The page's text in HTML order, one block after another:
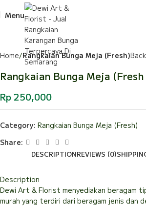
Menu
Home Rangkaian Bunga Meja (Fresh)
Rangkaian Bunga Meja
Rp250,000
Category: Rangkaian Bunga Meja (Fresh)
Share:
DESCRIPTIONREVIEWS (0)
Description
Dewi Art & Florist menyediakan beragam
murah yang terdiri dari beragam jenis dan